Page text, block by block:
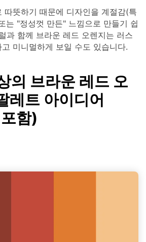
따뜻하기 때문에 디자인을 계절감(특
는 "정성껏 만든" 느낌으로 만들기 쉽
과 함께 브라운 레드 오렌지는 러스
미니멀하게 보일 수도 있습니다.
의 브라운 레드 오
레트 아이디어
함)